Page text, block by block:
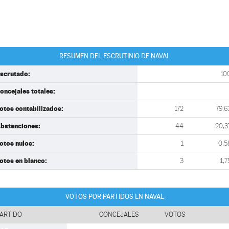
RESUMEN DEL ESCRUTINIO DE NAVAL
totales:
contabilizados: 172
44
nulos: 1
en blanco: 3
VOTOS POR PARTIDOS EN NAVAL
CONCEJALES VOTOS